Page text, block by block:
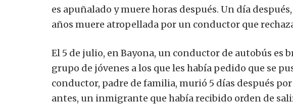
es apuñalado y muere horas después. Un día
años muere atropellada por un conductor que
El 5 de julio, en Bayona, un conductor de autobús
grupo de jóvenes a los que les había pedido que se
conductor, padre de familia, murió 5 días después
antes, un inmigrante que había recibido orden de